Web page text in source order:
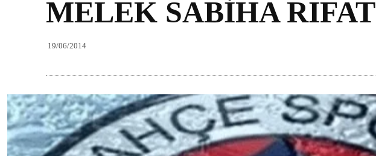
MELEK SABİHA RIFAT
19/06/2014